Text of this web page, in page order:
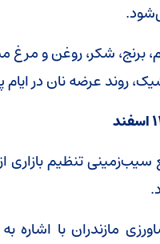
برنج، شکر، روغن و
روند عرضه نان در
مازندران با اشاره